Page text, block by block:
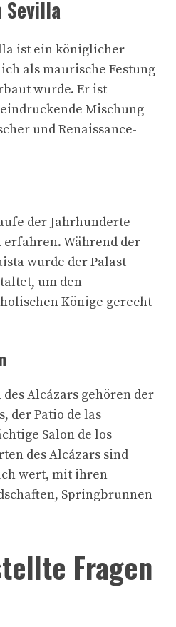
Sevilla
ist ein königlicher
als maurische Festung
wurde. Er ist
Mischung
und Renaissance-
der Jahrhunderte
Während der
wurde der Palast
um den
Könige gerecht
Alcázars gehören der
der Patio de las
Salon de los
des Alcázars sind
wert, mit ihren
Springbrunnen
Fragen